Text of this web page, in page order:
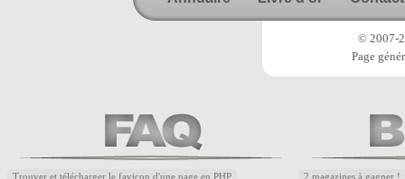
© 2007-
Page
Trouver et télécharger le favicon d'une page en PHP 2 magazines à gagner !